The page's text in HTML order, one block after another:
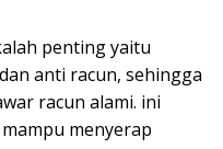
penting yaitu
anti racun, sehingga
racun alami. ini
menyerap